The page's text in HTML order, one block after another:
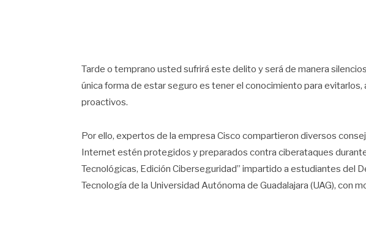
Tarde o temprano usted sufrirá este delito y será de manera
única forma de estar seguro es tener el conocimiento para
proactivos.
Por ello, expertos de la empresa Cisco compartieron diversos
Internet estén protegidos y preparados contra ciberataques
Tecnológicas, Edición Ciberseguridad” impartido a estudiantes del
Tecnología de la Universidad Autónoma de Guadalajara (UAG), con